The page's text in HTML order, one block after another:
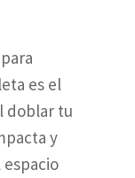
es el
doblar tu
y